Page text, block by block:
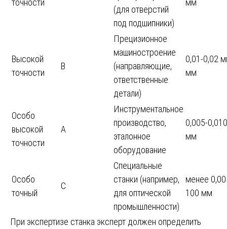
точности
(для отверстий
под подшипники)
мм
Высокой
точности
В
Прецизионное
машиностроение
(направляющие,
ответственные
детали)
0,01-0,02
мм
Особо
высокой
точности
А
Инструментальное
производство,
эталонное
оборудование
0,005-
мм
Особо
точный
С
Специальные
станки (например,
для оптической
промышленности)
менее
100 мм
При экспертизе станка эксперт должен определить